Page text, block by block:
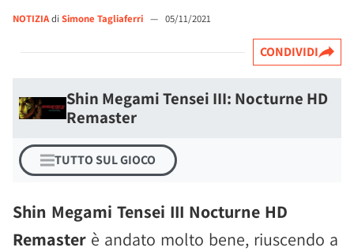
NOTIZIAdi Simone Tagliaferri — 05/11/2021
CONDIVIDI
Shin Megami Tensei III: Nocturne HD
Remaster
TUTTO SUL GIOCO
Shin Megami Tensei III Nocturne HD
Remaster è andato molto bene, riuscendo a